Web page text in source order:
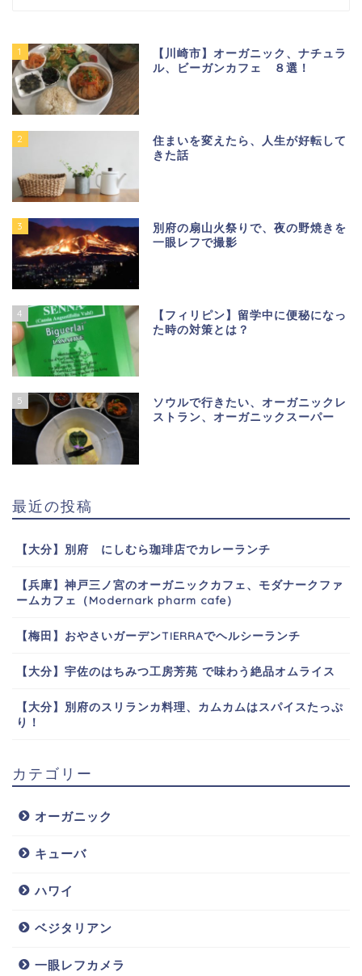
1
【川崎市】オーガニック、ナチュラ
ル、ビーガンカフェ ８選！
2
住まいを変えたら、人生が好転して
きた話
3
別府の扇山火祭りで、夜の野焼きを
一眼レフで撮影
4
【フィリピン】留学中に便秘になっ
た時の対策とは？
5
ソウルで行きたい、オーガニックレ
ストラン、オーガニックスーパー
最近の投稿
【大分】別府 にしむら珈琲店でカレーランチ
【兵庫】神戸三ノ宮のオーガニックカフェ、モダナークファ
ームカフェ（Modernark pharm cafe）
【梅田】おやさいガーデンTIERRAでヘルシーランチ
【大分】宇佐のはちみつ工房芳苑 で味わう絶品オムライス
【大分】別府のスリランカ料理、カムカムはスパイスたっぷ
り！
カテゴリー
オーガニック
キューバ
ハワイ
ベジタリアン
一眼レフカメラ